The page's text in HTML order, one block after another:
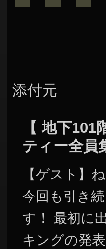
添付元
【 地下
ティー全員
【ゲスト】
今回も引き
す！ 最初に
キングの発